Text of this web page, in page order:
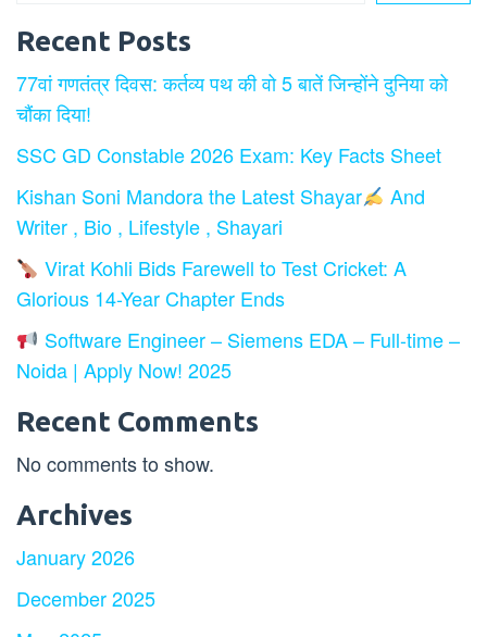
Recent Posts
77वां गणतंत्र दिवस: कर्तव्य पथ की वो 5 बातें जिन्होंने दुनिया को
चौंका दिया!
SSC GD Constable 2026 Exam: Key Facts Sheet
Kishan Soni Mandora the Latest Shayar
And
Writer , Bio , Lifestyle , Shayari
Virat Kohli Bids Farewell to Test Cricket: A
Glorious 14-Year Chapter Ends
Software Engineer – Siemens EDA – Full-time –
Noida | Apply Now! 2025
Recent Comments
No comments to show.
Archives
January 2026
December 2025